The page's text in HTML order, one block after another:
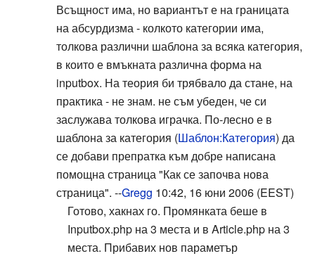
Всъщност има, но вариантът е на границата
на абсурдизма - колкото категории има,
толкова различни шаблона за всяка категория,
в които е вмъкната различна форма на
inputbox. На теория би трябвало да стане, на
практика - не знам. не съм убеден, че си
заслужава толкова играчка. По-лесно е в
шаблона за категория (Шаблон:Категория) да
се добави препратка към добре написана
помощна страница "Как се започва нова
страница". --Gregg 10:42, 16 юни 2006 (EEST)
Готово, хакнах го. Промянката беше в
Inputbox.php на 3 места и в Article.php на 3
места. Прибавих нов параметър